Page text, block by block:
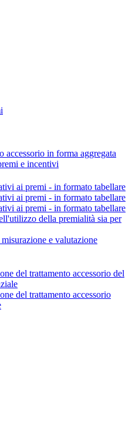
accessorio in forma aggregata
e incentivi
ai premi - in formato tabellare
ai premi - in formato tabellare
ai premi - in formato tabellare
della premialità sia per
e valutazione
del trattamento accessorio del
del trattamento accessorio